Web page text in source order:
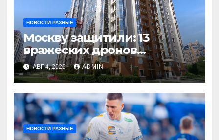
НОВОСТИ РАЗНЫЕ
Москву защитили: 13
вражеских дронов
уничтожены за день
АВГ 4, 2026 ADMIN
НОВОСТИ РАЗНЫЕ